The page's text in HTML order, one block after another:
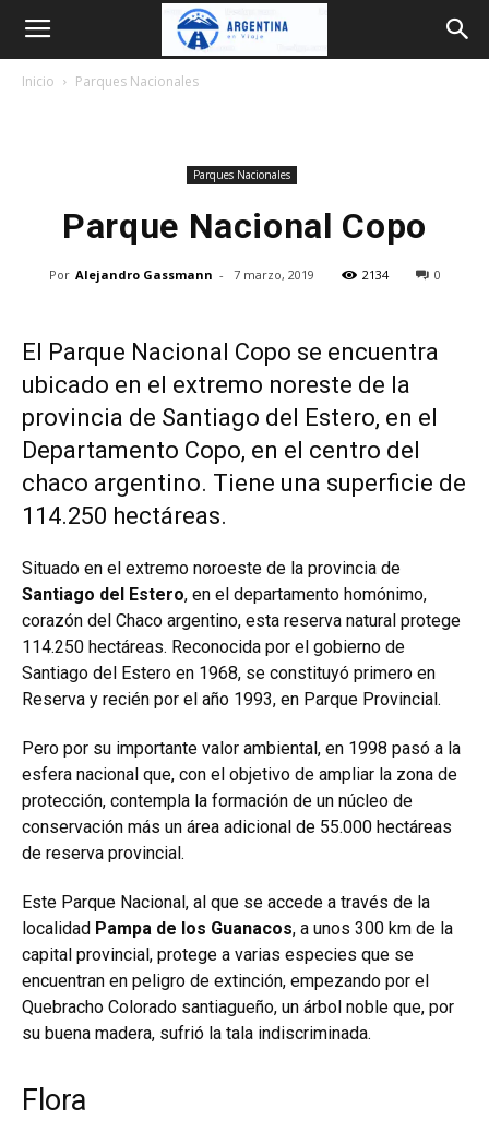
Argentina
Inicio Parques Nacionales
Parques Nacionales
Parque Nacional Copo
Por Alejandro Gassmann - 7 marzo, 2019 2134 0
El Parque Nacional Copo se encuentra
ubicado en el extremo noreste de la
provincia de Santiago del Estero, en el
Departamento Copo, en el centro del
chaco argentino. Tiene una superficie de
114.250 hectáreas.
Situado en el extremo noroeste de la provincia de
Santiago del Estero, en el departamento homónimo,
corazón del Chaco argentino, esta reserva natural protege
114.250 hectáreas. Reconocida por el gobierno de
Santiago del Estero en 1968, se constituyó primero en
Reserva y recién por el año 1993, en Parque Provincial.
Pero por su importante valor ambiental, en 1998 pasó a la
esfera nacional que, con el objetivo de ampliar la zona de
protección, contempla la formación de un núcleo de
conservación más un área adicional de 55.000 hectáreas
de reserva provincial.
Este Parque Nacional, al que se accede a través de la
localidad Pampa de los Guanacos, a unos 300 km de la
capital provincial, protege a varias especies que se
encuentran en peligro de extinción, empezando por el
Quebracho Colorado santiagueño, un árbol noble que, por
su buena madera, sufrió la tala indiscriminada.
Flora